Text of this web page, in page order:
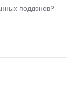
поддонов?